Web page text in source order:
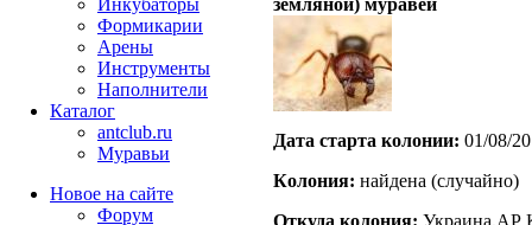
Дата старта кoлонии: 01/08/
Кoлония: найдена (случайно)
Откуда кoлония: Украина,АР
Инкубаторы
Формикарии
Арены
Инструменты
Наполнители
Каталог
antclub.ru
Муравьи
Новое на сайте
Форум